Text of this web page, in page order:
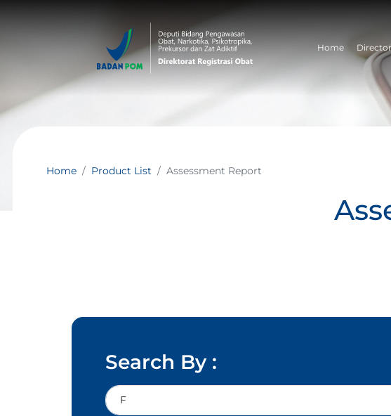
Home
Home Product List Assessment Report
Search By :